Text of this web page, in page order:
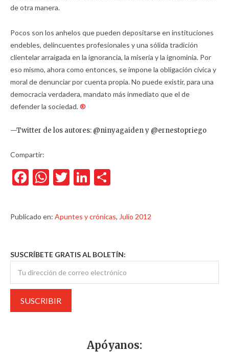
de otra manera.
Pocos son los anhelos que pueden depositarse en instituciones
endebles, delincuentes profesionales y una sólida tradición
clientelar arraigada en la ignorancia, la miseria y la ignominia. Por
eso mismo, ahora como entonces, se impone la obligación cívica y
moral de denunciar por cuenta propia. No puede existir, para una
democracia verdadera, mandato más inmediato que el de
defender la sociedad.®
—Twitter de los autores: @ninyagaiden y @ernestopriego
Compartir:
Facebook
WhatsApp
TwitterLinkedIn
Publicado en: Apuntes y crónicas, Julio 2012
SUSCRÍBETE GRATIS AL BOLETÍN:
Apóyanos: